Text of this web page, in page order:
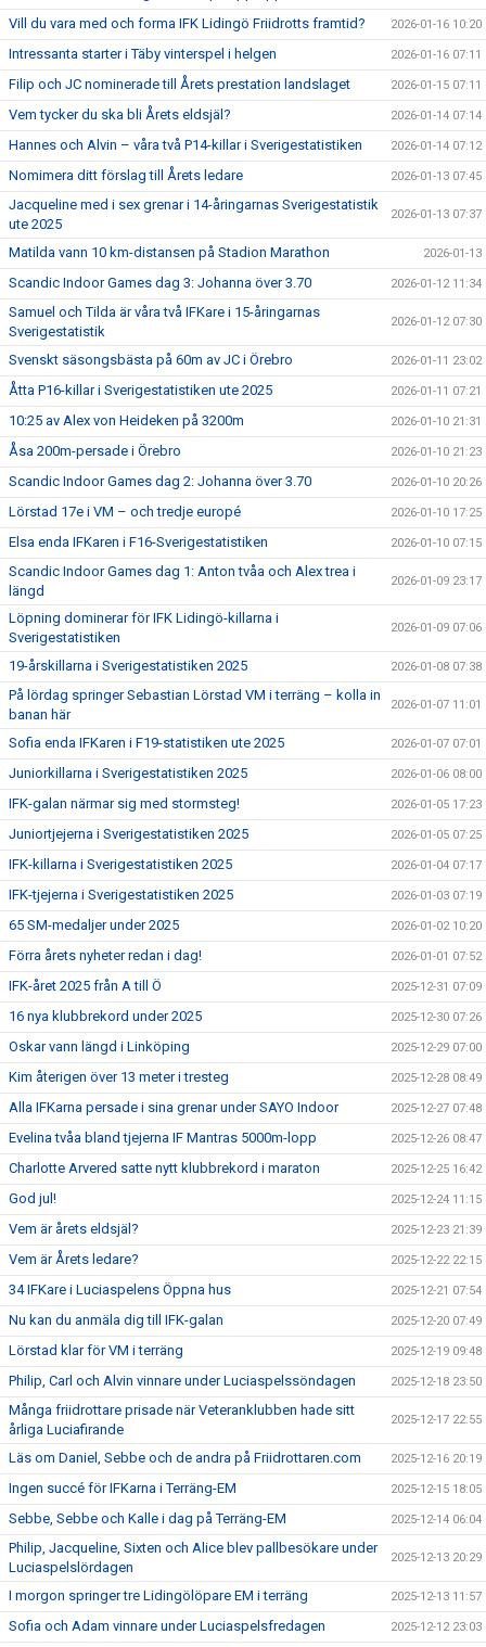
Vill du vara med och forma IFK Lidingö Friidrotts framtid? 2026-01-16 10:20
Intressanta starter i Täby vinterspel i helgen 2026-01-16 07:11
Filip och JC nominerade till Årets prestation landslaget 2026-01-15 07:11
Vem tycker du ska bli Årets eldsjäl? 2026-01-14 07:14
Hannes och Alvin – våra två P14-killar i Sverigestatistiken 2026-01-14 07:12
Nomimera ditt förslag till Årets ledare 2026-01-13 07:45
Jacqueline med i sex grenar i 14-åringarnas Sverigestatistik
ute 2025
2026-01-13 07:37
Matilda vann 10 km-distansen på Stadion Marathon 2026-01-13
Scandic Indoor Games dag 3: Johanna över 3.70 2026-01-12 11:34
Samuel och Tilda är våra två IFKare i 15-åringarnas
Sverigestatistik
2026-01-12 07:30
Svenskt säsongsbästa på 60m av JC i Örebro 2026-01-11 23:02
Åtta P16-killar i Sverigestatistiken ute 2025 2026-01-11 07:21
10:25 av Alex von Heideken på 3200m 2026-01-10 21:31
Åsa 200m-persade i Örebro 2026-01-10 21:23
Scandic Indoor Games dag 2: Johanna över 3.70 2026-01-10 20:26
Lörstad 17e i VM – och tredje europé 2026-01-10 17:25
Elsa enda IFKaren i F16-Sverigestatistiken 2026-01-10 07:15
Scandic Indoor Games dag 1: Anton tvåa och Alex trea i
längd
2026-01-09 23:17
Löpning dominerar för IFK Lidingö-killarna i
Sverigestatistiken
2026-01-09 07:06
19-årskillarna i Sverigestatistiken 2025 2026-01-08 07:38
På lördag springer Sebastian Lörstad VM i terräng – kolla in
banan här
2026-01-07 11:01
Sofia enda IFKaren i F19-statistiken ute 2025 2026-01-07 07:01
Juniorkillarna i Sverigestatistiken 2025 2026-01-06 08:00
IFK-galan närmar sig med stormsteg! 2026-01-05 17:23
Juniortjejerna i Sverigestatistiken 2025 2026-01-05 07:25
IFK-killarna i Sverigestatistiken 2025 2026-01-04 07:17
IFK-tjejerna i Sverigestatistiken 2025 2026-01-03 07:19
65 SM-medaljer under 2025 2026-01-02 10:20
Förra årets nyheter redan i dag! 2026-01-01 07:52
IFK-året 2025 från A till Ö 2025-12-31 07:09
16 nya klubbrekord under 2025 2025-12-30 07:26
Oskar vann längd i Linköping 2025-12-29 07:00
Kim återigen över 13 meter i tresteg 2025-12-28 08:49
Alla IFKarna persade i sina grenar under SAYO Indoor 2025-12-27 07:48
Evelina tvåa bland tjejerna IF Mantras 5000m-lopp 2025-12-26 08:47
Charlotte Arvered satte nytt klubbrekord i maraton 2025-12-25 16:42
God jul! 2025-12-24 11:15
Vem är årets eldsjäl? 2025-12-23 21:39
Vem är Årets ledare? 2025-12-22 22:15
34 IFKare i Luciaspelens Öppna hus 2025-12-21 07:54
Nu kan du anmäla dig till IFK-galan 2025-12-20 07:49
Lörstad klar för VM i terräng 2025-12-19 09:48
Philip, Carl och Alvin vinnare under Luciaspelssöndagen 2025-12-18 23:50
Många friidrottare prisade när Veteranklubben hade sitt
årliga Luciafirande
2025-12-17 22:55
Läs om Daniel, Sebbe och de andra på Friidrottaren.com 2025-12-16 20:19
Ingen succé för IFKarna i Terräng-EM 2025-12-15 18:05
Sebbe, Sebbe och Kalle i dag på Terräng-EM 2025-12-14 06:04
Philip, Jacqueline, Sixten och Alice blev pallbesökare under
Luciaspelslördagen
2025-12-13 20:29
I morgon springer tre Lidingölöpare EM i terräng 2025-12-13 11:57
Sofia och Adam vinnare under Luciaspelsfredagen 2025-12-12 23:03